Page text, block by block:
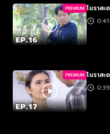
PREMIUM โนราสะ
PREMIUM โนราสะ